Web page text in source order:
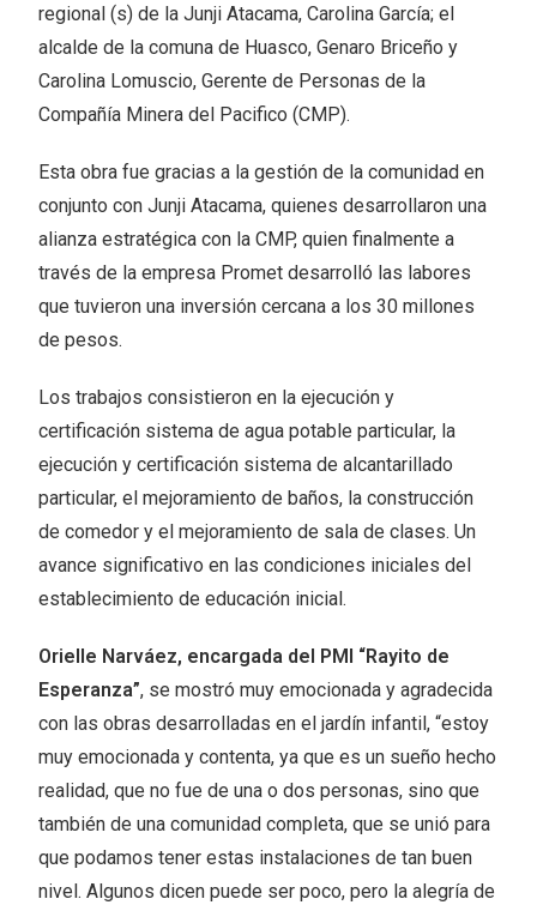
regional (s) de la Junji Atacama, Carolina García; el
alcalde de la comuna de Huasco, Genaro Briceño y
Carolina Lomuscio, Gerente de Personas de la
Compañía Minera del Pacifico (CMP).
Esta obra fue gracias a la gestión de la comunidad en
conjunto con Junji Atacama, quienes desarrollaron una
alianza estratégica con la CMP, quien finalmente a
través de la empresa Promet desarrolló las labores
que tuvieron una inversión cercana a los 30 millones
de pesos.
Los trabajos consistieron en la ejecución y
certificación sistema de agua potable particular, la
ejecución y certificación sistema de alcantarillado
particular, el mejoramiento de baños, la construcción
de comedor y el mejoramiento de sala de clases. Un
avance significativo en las condiciones iniciales del
establecimiento de educación inicial.
Orielle Narváez, encargada del PMI “Rayito de
Esperanza”, se mostró muy emocionada y agradecida
con las obras desarrolladas en el jardín infantil, “estoy
muy emocionada y contenta, ya que es un sueño hecho
realidad, que no fue de una o dos personas, sino que
también de una comunidad completa, que se unió para
que podamos tener estas instalaciones de tan buen
nivel. Algunos dicen puede ser poco, pero la alegría de